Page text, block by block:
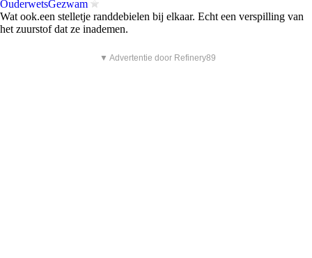
OuderwetsGezwam
Wat ook.een stelletje randdebielen bij elkaar. Echt een verspilling van
het zuurstof dat ze inademen.
▼ Advertentie door Refinery89